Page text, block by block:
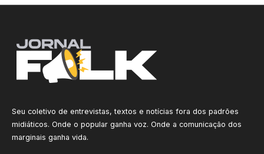
Seu coletivo de entrevistas, textos e notícias fora dos padrões
midiáticos. Onde o popular ganha voz. Onde a comunicação dos
marginais ganha vida.